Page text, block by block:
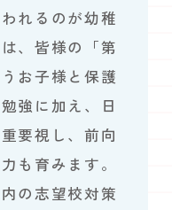
れるのが幼稚
、皆様の「第
お子様と保護
強に加え、日
要視し、前向
も育みます。
の志望校対策